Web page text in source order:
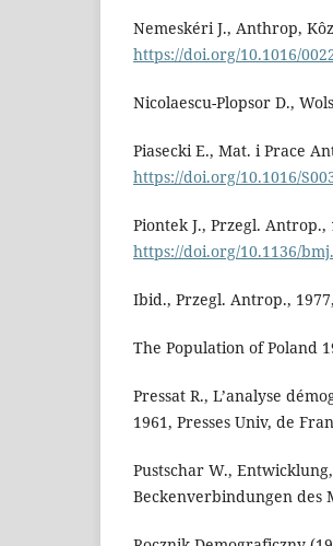
Nemeskéri J., Anthrop,
https://doi.org/10.1016/
Nicolaescu-Plopsor D.,
Piasecki E., Mat. i Prace
https://doi.org/10.1016/
Piontek J., Przegl. Antrop.,
https://doi.org/10.1136/
Ibid., Przegl. Antrop.,
The Population of Poland
Pressat R., L’analyse
1961, Presses Univ, de
Pustschar W.,
Beckenverbindungen des